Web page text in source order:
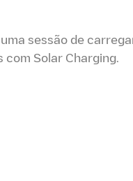
sessão de
Solar Charging.